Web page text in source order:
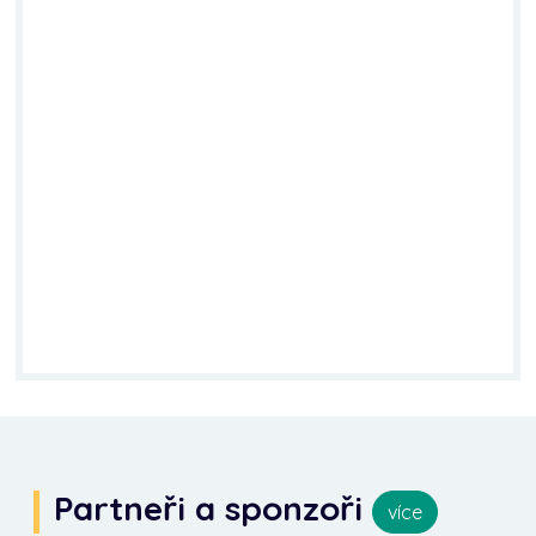
Partneři a sponzoři více